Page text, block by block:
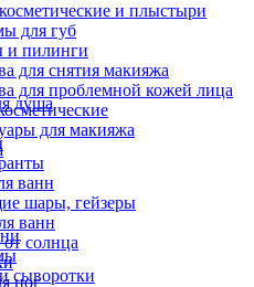
и плыстыри
для губ
и пилинги
для снятия макияжа
для проблемной кожей лица
для макияжа
душа
ванн
шары, гейзеры
ванн
солнца
ног
сыворотки